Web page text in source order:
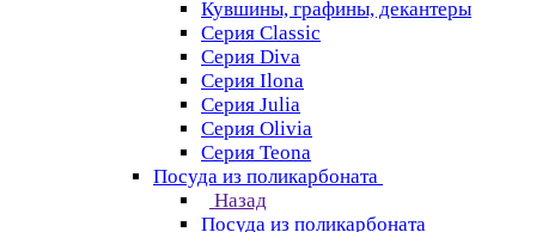
Кувшины, графины, декантеры
Серия Classic
Серия Diva
Серия Ilona
Серия Julia
Серия Olivia
Серия Teona
Посуда из поликарбоната
Назад
Посуда из поликарбоната